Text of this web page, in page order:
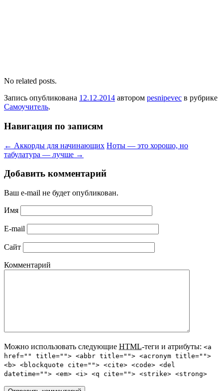
No related posts.
Запись опубликована 12.12.2014 автором pesnipevec в рубрике
Самоучитель.
Навигация по записям
← Аккорды для начинающих Ноты — это хорошо, но
табулатура — лучше →
Добавить комментарий
Ваш e-mail не будет опубликован.
Имя
E-mail
Сайт
Комментарий
Можно использовать следующие HTML-теги и атрибуты: <a
href="" title=""> <abbr title=""> <acronym title="">
<b> <blockquote cite=""> <cite> <code> <del
datetime=""> <em> <i> <q cite=""> <strike> <strong>